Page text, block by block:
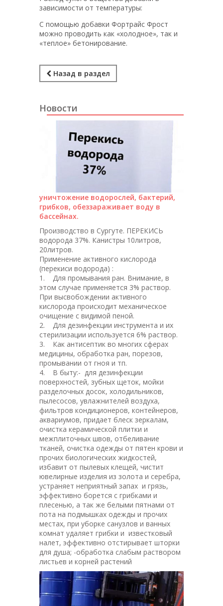
зависимости от температуры:
С помощью добавки Фортрайс Фрост
можно проводить как «холодное», так и
«теплое» бетонирование.
Назад в раздел
Новости
уничтожение водорослей, бактерий,
грибков, обеззараживает воду в
бассейнах.
Производство в Сургуте. ПЕРЕКИСЬ
водорода 37%. Канистры 10литров,
20литров.
Применение активного кислорода
(перекиси водорода) :
1. Для промывания ран. Внимание, в
этом случае применяется 3% раствор.
При высвобождении активного
кислорода происходит механическое
очищение с видимой пеной.
2. Для дезинфекции инструмента и их
стерилизации используется 6% раствор.
3. Как антисептик во многих сферах
медицины, обработка ран, порезов,
промывании от гноя и тп.
4. В быту:- для дезинфекции
поверхностей, зубных щеток, мойки
разделочных досок, холодильников,
пылесосов, увлажнителей воздуха,
фильтров кондиционеров, контейнеров,
аквариумов, придает блеск зеркалам,
очистка керамической плитки и
межплиточных швов, отбеливание
тканей, очистка одежды от пятен крови и
прочих биологических жидкостей,
избавит от пылевых клещей, чистит
ювелирные изделия из золота и серебра,
устраняет неприятный запах и грязь,
эффективно борется с грибками и
плесенью, а так же белыми пятнами от
пота на подмышках одежды и прочих
местах, при уборке санузлов и ванных
комнат удаляет грибки и известковый
налет, эффективно отстирывает шторки
для душа; -обработка слабым раствором
листьев и корней растений